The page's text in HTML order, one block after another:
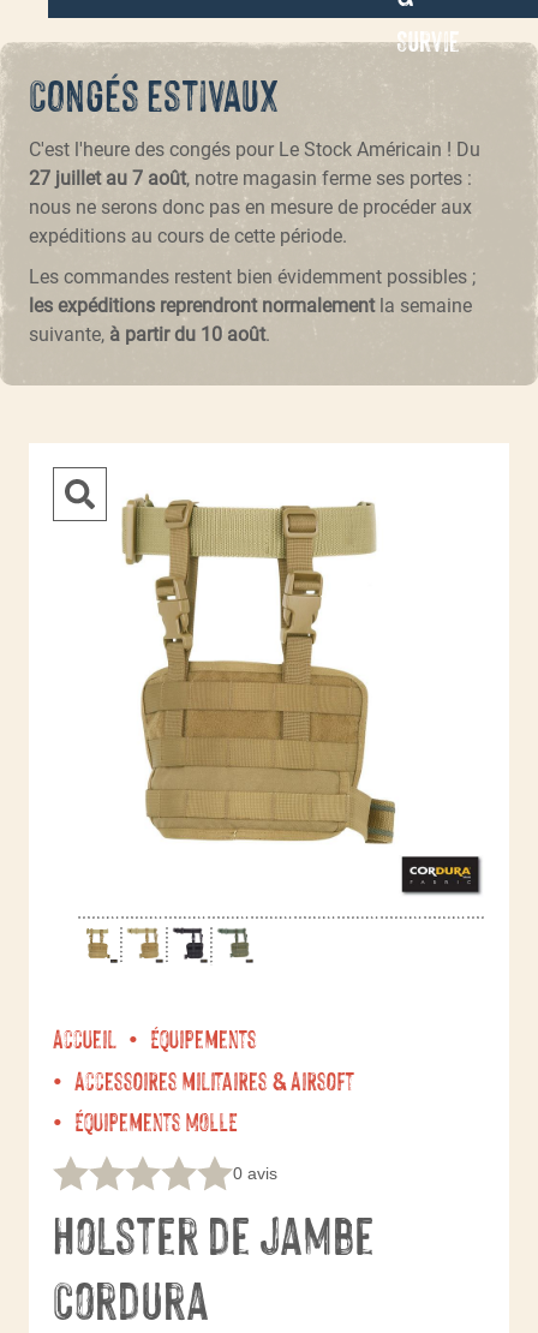
Survie
Congés estivaux
C'est l'heure des congés pour Le Stock Américain ! Du
27 juillet au 7 août, notre magasin ferme ses portes :
nous ne serons donc pas en mesure de procéder aux
expéditions au cours de cette période.
Les commandes restent bien évidemment possibles ;
les expéditions reprendront normalementla semaine
suivante, à partir du 10 août.
Accueil
Équipements
Accessoires militaires & Airsoft
Équipements MOLLE
0 avis
Holster de jambe
Cordura